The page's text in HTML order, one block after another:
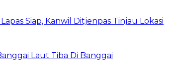
Siap, Kanwil Ditjenpas Tinjau Lokasi
Laut Tiba Di Banggai